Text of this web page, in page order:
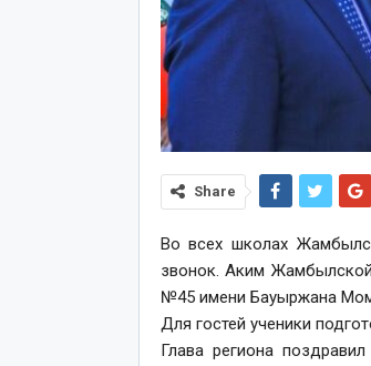
Share
Во всех школах
звонок. Аким
№45 имени Бауыржана
Для гостей ученики
Глава региона